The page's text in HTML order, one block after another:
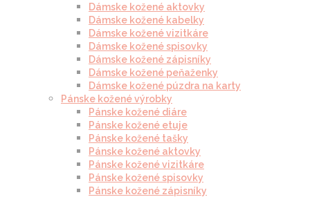
Dámske kožené aktovky
Dámske kožené kabelky
Dámske kožené vizitkáre
Dámske kožené spisovky
Dámske kožené zápisníky
Dámske kožené peňaženky
Dámske kožené púzdra na karty
Pánske kožené výrobky
Pánske kožené diáre
Pánske kožené etuje
Pánske kožené tašky
Pánske kožené aktovky
Pánske kožené vizitkáre
Pánske kožené spisovky
Pánske kožené zápisníky